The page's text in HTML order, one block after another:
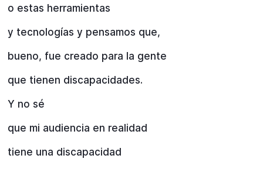
o estas herramientas
y tecnologías y pensamos que,
bueno, fue creado para la gente
que tienen discapacidades.
Y no sé
que mi audiencia en realidad
tiene una discapacidad